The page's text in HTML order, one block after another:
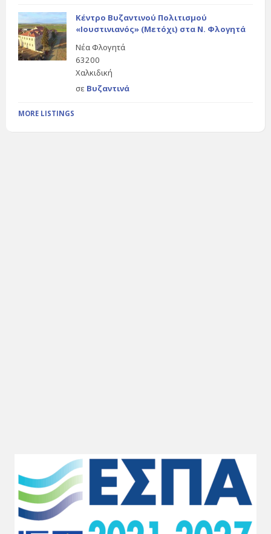
Κέντρο Βυζαντινού Πολιτισμού
«Ιουστινιανός» (Μετόχι) στα Ν. Φλογητά
Νέα Φλογητά
63200
Χαλκιδική
σε Βυζαντινά
MORE LISTINGS